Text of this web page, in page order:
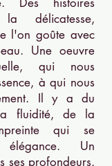
délicatesse,
l'on goûte avec
Une oeuvre
qui nous
à qui nous
Il y a du
fluidité, de la
qui se
Un
ses profondeurs.